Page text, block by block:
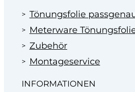
Tönungsfolie
Meterware
Zubehör
Montageservice
INFORMATIONEN